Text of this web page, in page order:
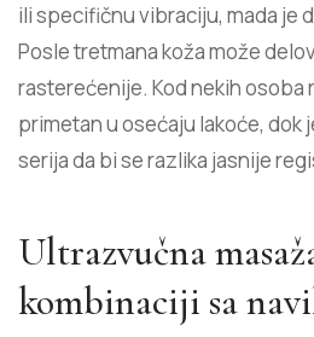
ili specifičnu vibraciju, mada je
Posle tretmana koža može
rasterećenije. Kod nekih osoba
primetan u osećaju lakoće, dok
serija da bi se razlika jasnije
Ultrazvučna
kombinaciji sa